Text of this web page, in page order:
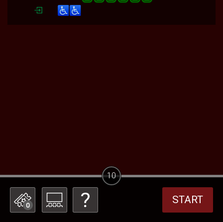
0 START
10